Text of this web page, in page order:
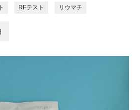
RFテスト リウマチ